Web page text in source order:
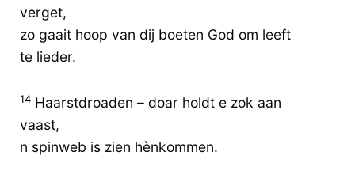
verget,
zo gaait hoop van dij boeten God om leeft
te lieder.
14 Haarstdroaden – doar holdt e zok aan
vaast,
n spinweb is zien hènkommen.